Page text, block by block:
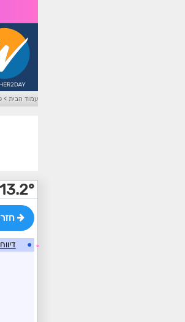
עמוד הבית >
13.2° בברעם
☼
●